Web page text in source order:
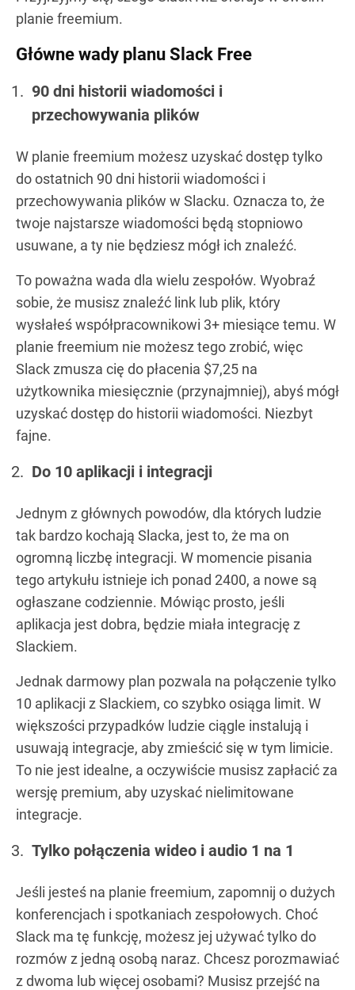
planie freemium.
Główne wady planu Slack Free
90 dni historii wiadomości i
przechowywania plików
W planie freemium możesz uzyskać dostęp tylko
do ostatnich 90 dni historii wiadomości i
przechowywania plików w Slacku. Oznacza to, że
twoje najstarsze wiadomości będą stopniowo
usuwane, a ty nie będziesz mógł ich znaleźć.
To poważna wada dla wielu zespołów. Wyobraź
sobie, że musisz znaleźć link lub plik, który
wysłałeś współpracownikowi 3+ miesiące temu. W
planie freemium nie możesz tego zrobić, więc
Slack zmusza cię do płacenia $7,25 na
użytkownika miesięcznie (przynajmniej), abyś mógł
uzyskać dostęp do historii wiadomości. Niezbyt
fajne.
Do 10 aplikacji i integracji
Jednym z głównych powodów, dla których ludzie
tak bardzo kochają Slacka, jest to, że ma on
ogromną liczbę integracji. W momencie pisania
tego artykułu istnieje ich ponad 2400, a nowe są
ogłaszane codziennie. Mówiąc prosto, jeśli
aplikacja jest dobra, będzie miała integrację z
Slackiem.
Jednak darmowy plan pozwala na połączenie tylko
10 aplikacji z Slackiem, co szybko osiąga limit. W
większości przypadków ludzie ciągle instalują i
usuwają integracje, aby zmieścić się w tym limicie.
To nie jest idealne, a oczywiście musisz zapłacić za
wersję premium, aby uzyskać nielimitowane
integracje.
Tylko połączenia wideo i audio 1 na 1
Jeśli jesteś na planie freemium, zapomnij o dużych
konferencjach i spotkaniach zespołowych. Choć
Slack ma tę funkcję, możesz jej używać tylko do
rozmów z jedną osobą naraz. Chcesz porozmawiać
z dwoma lub więcej osobami? Musisz przejść na